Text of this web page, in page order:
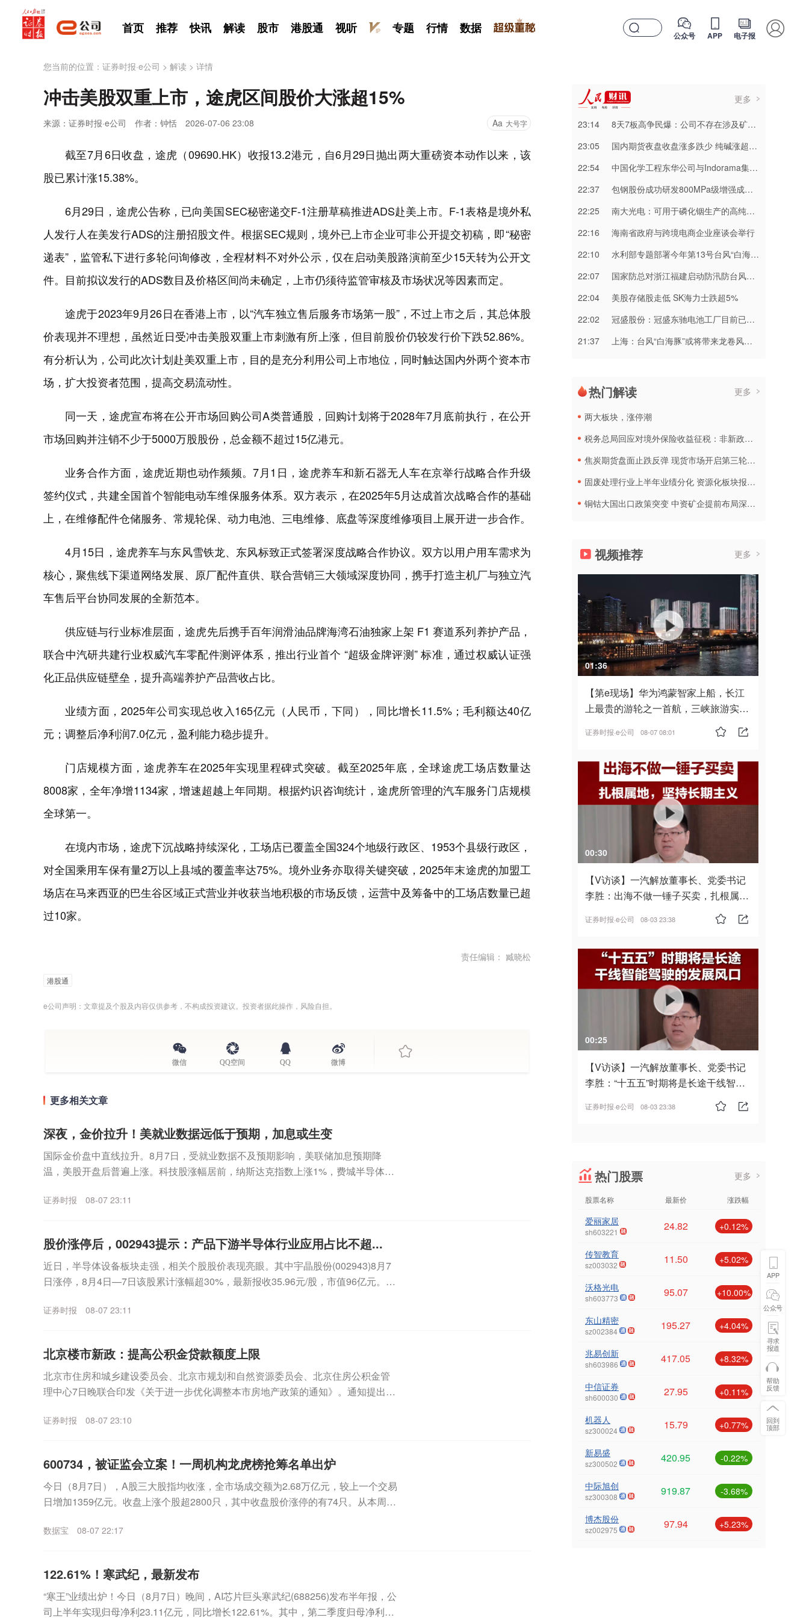
首页 推荐 快讯 解读 股市 港股通 视听 专题 行情 数据 公众号 APP 电子报
您当前的位置： 证券时报·e公司 > 解读 > 详情
冲击美股双重上市，途虎区间股价大涨超15%
来源：证券时报·e公司 作者：钟恬 2026-07-06 23:08 Aa 大号字
截至7月6日收盘，途虎（09690.HK）收报13.2港元，自6月29日抛出两大重磅资本动作以来，该
股已累计涨15.38%。
6月29日，途虎公告称，已向美国SEC秘密递交F-1注册草稿推进ADS赴美上市。F-1表格是境外私
人发行人在美发行ADS的注册招股文件。根据SEC规则，境外已上市企业可非公开提交初稿，即“秘密
递表”，监管私下进行多轮问询修改，全程材料不对外公示，仅在启动美股路演前至少15天转为公开文
件。目前拟议发行的ADS数目及价格区间尚未确定，上市仍须待监管审核及市场状况等因素而定。
途虎于2023年9月26日在香港上市，以“汽车独立售后服务市场第一股”，不过上市之后，其总体股
价表现并不理想，虽然近日受冲击美股双重上市刺激有所上涨，但目前股价仍较发行价下跌52.86%。
有分析认为，公司此次计划赴美双重上市，目的是充分利用公司上市地位，同时触达国内外两个资本市
场，扩大投资者范围，提高交易流动性。
同一天，途虎宣布将在公开市场回购公司A类普通股，回购计划将于2028年7月底前执行，在公开
市场回购并注销不少于5000万股股份，总金额不超过15亿港元。
业务合作方面，途虎近期也动作频频。7月1日，途虎养车和新石器无人车在京举行战略合作升级
签约仪式，共建全国首个智能电动车维保服务体系。双方表示，在2025年5月达成首次战略合作的基础
上，在维修配件仓储服务、常规轮保、动力电池、三电维修、底盘等深度维修项目上展开进一步合作。
4月15日，途虎养车与东风雪铁龙、东风标致正式签署深度战略合作协议。双方以用户用车需求为
核心，聚焦线下渠道网络发展、原厂配件直供、联合营销三大领域深度协同，携手打造主机厂与独立汽
车售后平台协同发展的全新范本。
供应链与行业标准层面，途虎先后携手百年润滑油品牌海湾石油独家上架 F1 赛道系列养护产品，
联合中汽研共建行业权威汽车零配件测评体系，推出行业首个 “超级金牌评测” 标准，通过权威认证强
化正品供应链壁垒，提升高端养护产品营收占比。
业绩方面，2025年公司实现总收入165亿元（人民币，下同），同比增长11.5%；毛利额达40亿
元；调整后净利润7.0亿元，盈利能力稳步提升。
门店规模方面，途虎养车在2025年实现里程碑式突破。截至2025年底，全球途虎工场店数量达
8008家，全年净增1134家，增速超越上年同期。根据灼识咨询统计，途虎所管理的汽车服务门店规模
全球第一。
在境内市场，途虎下沉战略持续深化，工场店已覆盖全国324个地级行政区、1953个县级行政区，
对全国乘用车保有量2万以上县域的覆盖率达75%。境外业务亦取得关键突破，2025年末途虎的加盟工
场店在马来西亚的巴生谷区域正式营业并收获当地积极的市场反馈，运营中及筹备中的工场店数量已超
过10家。
责任编辑： 臧晓松
港股通
e公司声明：文章提及个股及内容仅供参考，不构成投资建议。投资者据此操作，风险自担。
微信 QQ空间 QQ 微博
更多相关文章
深夜，金价拉升！美就业数据远低于预期，加息或生变
国际金价盘中直线拉升。8月7日，受就业数据不及预期影响，美联储加息预期降
温，美股开盘后普遍上涨。科技股涨幅居前，纳斯达克指数上涨1%，费城半导体指
证券时报 08-07 23:11
股价涨停后，002943提示：产品下游半导体行业应用占比不超...
近日，半导体设备板块走强，相关个股股价表现亮眼。其中宇晶股份(002943)8月7
日涨停，8月4日—7日该股累计涨幅超30%，最新报收35.96元/股，市值96亿元。8
证券时报 08-07 23:11
北京楼市新政：提高公积金贷款额度上限
北京市住房和城乡建设委员会、北京市规划和自然资源委员会、北京住房公积金管
理中心7日晚联合印发《关于进一步优化调整本市房地产政策的通知》。通知提出，
证券时报 08-07 23:10
600734，被证监会立案！一周机构龙虎榜抢筹名单出炉
今日（8月7日），A股三大股指均收涨，全市场成交额为2.68万亿元，较上一个交易
日增加1359亿元。收盘上涨个股超2800只，其中收盘股价涨停的有74只。从本周的
数据宝 08-07 22:17
122.61%！寒武纪，最新发布
“寒王”业绩出炉！今日（8月7日）晚间，AI芯片巨头寒武纪(688256)发布半年报，公
司上半年实现归母净利23.11亿元，同比增长122.61%。其中，第二季度归母净利为
更多
23:14
8天7板高争民爆：公司不存在涉及矿山资产注入和重大资产重组的具体计划
23:05
国内期货夜盘收盘涨多跌少 纯碱涨超3%
22:54
中国化学工程东华公司与Indorama集团正式签署安阳清洁制气示范项目EPC合同
22:37
包钢股份成功研发800MPa级增强成形性稀土热轧汽车钢
22:25
南大光电：可用于磷化铟生产的高纯三甲基铟产能目前约为2吨/年
22:16
海南省政府与跨境电商企业座谈会举行
22:10
水利部专题部署今年第13号台风“白海豚” 暴雨洪水防御工作
22:07
国家防总对浙江福建启动防汛防台风三级应急响应
22:04
美股存储股走低 SK海力士跌超5%
22:02
冠盛股份：冠盛东驰电池工厂目前已进入全面联机调试工作
21:37
上海：台风“白海豚”或将带来龙卷风等极端影响
热门解读 更多
两大板块，涨停潮
税务总局回应对境外保险收益征税：非新政策，无需过度解读
焦炭期货盘面止跌反弹 现货市场开启第三轮降价
固废处理行业上半年业绩分化 资源化板块报喜传统企业承压
铜钴大国出口政策突变 中资矿企提前布局深加工产线
视频推荐 更多
01:36
【第e现场】华为鸿蒙智家上船，长江
上最贵的游轮之一首航，三峡旅游实
证券时报·e公司 08-07 08:01
00:30
【V访谈】一汽解放董事长、党委书记
李胜：出海不做一锤子买卖，扎根属
证券时报·e公司 08-03 23:38
00:25
【V访谈】一汽解放董事长、党委书记
李胜：“十五五”时期将是长途干线智能
证券时报·e公司 08-03 23:38
热门股票 更多
股票名称 最新价 涨跌幅
爱丽家居
sh603221 24.82 +0.12%
传智教育
sz003032 11.50 +5.02%
沃格光电
sh603773 95.07 +10.00%
东山精密
sz002384 195.27 +4.04%
兆易创新
sh603986 417.05 +8.32%
中信证券
sh600030 27.95 +0.11%
机器人
sz300024 15.79 +0.77%
新易盛
sz300502 420.95 -0.22%
中际旭创
sz300308 919.87 -3.68%
博杰股份
sz002975 97.94 +5.23%
APP
公众号
寻求
报道
帮助
反馈
回到
顶部